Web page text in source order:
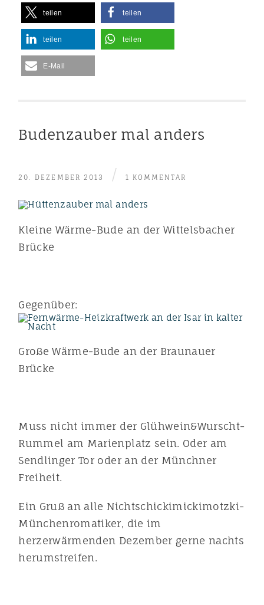
teilen teilen
teilen teilen
E-Mail
Budenzauber mal anders
20. DEZEMBER 2013 / 1 KOMMENTAR
Kleine Wärme-Bude an der Wittelsbacher
Brücke
Gegenüber:
Große Wärme-Bude an der Braunauer
Brücke
Muss nicht immer der Glühwein&Wurscht-
Rummel am Marienplatz sein. Oder am
Sendlinger Tor oder an der Münchner
Freiheit.
Ein Gruß an alle Nichtschickimickimotzki-
Münchenromatiker, die im
herzerwärmenden Dezember gerne nachts
herumstreifen.